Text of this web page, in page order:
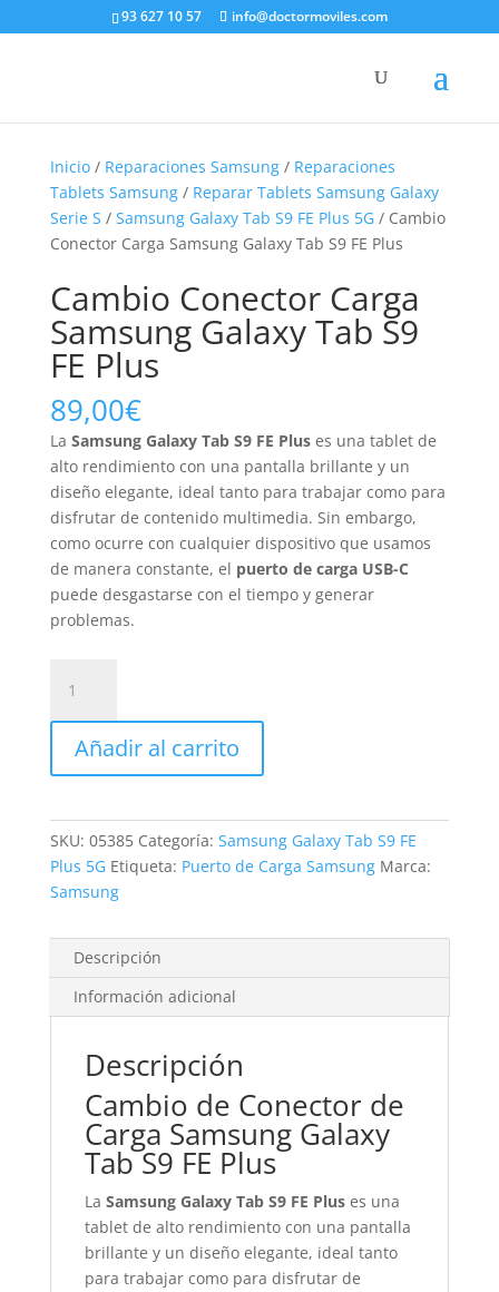
93 627 10 57 info@doctormoviles.com
Inicio/ Reparaciones Samsung/ Reparaciones
Tablets Samsung/ Reparar Tablets Samsung Galaxy
Serie S / Samsung Galaxy Tab S9 FE Plus 5G/ Cambio
Conector Carga Samsung Galaxy Tab S9 FE Plus
Cambio Conector Carga
Samsung Galaxy Tab S9
FE Plus
89,00€
La Samsung Galaxy Tab S9 FE Pluses una tablet de
alto rendimiento con una pantalla brillante y un
diseño elegante, ideal tanto para trabajar como para
disfrutar de contenido multimedia. Sin embargo,
como ocurre con cualquier dispositivo que usamos
de manera constante, el puerto de carga USB-C
puede desgastarse con el tiempo y generar
problemas.
Conector
Carga
Samsung
Galaxy
S9
FE
Plus
cantidad
Añadir al carrito
SKU: 05385 Categoría: Samsung Galaxy Tab S9 FE
Plus 5G Etiqueta: Puerto de Carga Samsung Marca:
Samsung
Descripción
Información adicional
Descripción
Cambio de Conector de
Carga Samsung Galaxy
Tab S9 FE Plus
La Samsung Galaxy Tab S9 FE Pluses una
tablet de alto rendimiento con una pantalla
brillante y un diseño elegante, ideal tanto
para trabajar como para disfrutar de